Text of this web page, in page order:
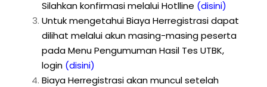
Silahkan konfirmasi melalui Hotlline (disini)
Untuk mengetahui Biaya Herregistrasi dapat
dilihat melalui akun masing-masing peserta
pada Menu Pengumuman Hasil Tes UTBK,
login (disini)
Biaya Herregistrasi akan muncul setelah